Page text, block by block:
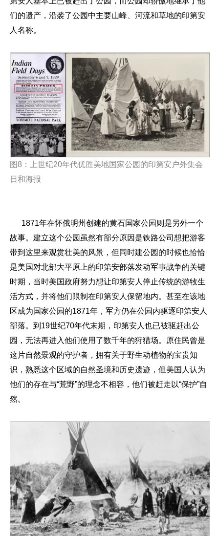
们的遗产，沿袭了公园中主要山峰、河流和草地的印第安
人名称。
图8 ：上世纪20年代优胜美地国家公园的印第安户外集会
日和海报
1871年在怀俄明州创建的黄石国家公园则是另外一个
故事。建立这个公园虽然有部分原因是铁路公司想把游客
带到这里来观赏壮美的风景，但同时建公园的时候也恰恰
是美国对北部大平原上的印第安部落发动军事战争的关键
时期，当时美国政府努力想让印第安人停止传统的游牧生
活方式，并将他们限制在印第安人保留地内。甚至在该地
区成为国家公园的1871年，军方仍在公园内驱逐印第安人
部落。到19世纪70年代末期，印第安人也已被驱赶出公
园，无法再进入他们使用了数千年的狩猎场。原住民曾是
这片自然景观的守护者，拥有关于野生动植物的宝贵知
识，熟悉这个区域的自然圣境和历史遗迹，但美国人认为
他们的存在与“荒野”的理念不相容，他们被赶走以“保护”自
然。